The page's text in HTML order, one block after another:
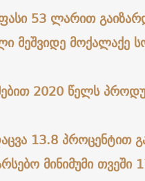
53 ლარით
მეშვიდე მოქალაქე
2020 წელს
13.8 პროცენტით
მინიმუმი